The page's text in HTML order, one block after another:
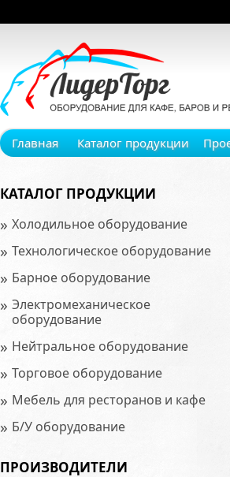
Главная Каталог продукции
КАТАЛОГ ПРОДУКЦИИ
» Холодильное оборудование
» Технологическое оборудование
» Барное оборудование
» Электромеханическое
оборудование
» Нейтральное оборудование
» Торговое оборудование
» Мебель для ресторанов и кафе
» Б/У оборудование
ПРОИЗВОДИТЕЛИ